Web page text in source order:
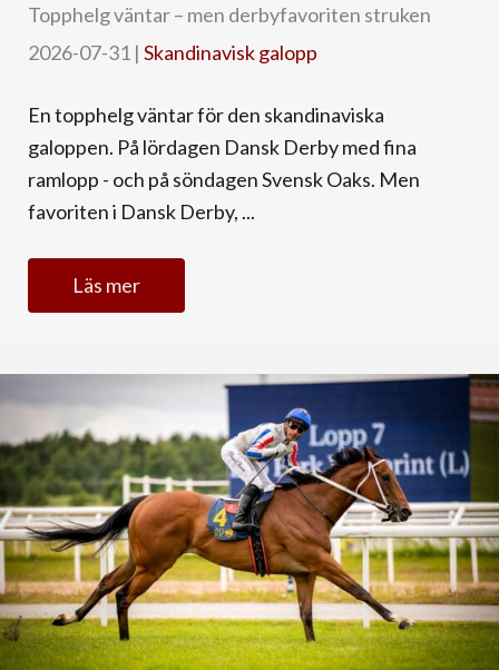
Topphelg väntar – men derbyfavoriten struken
2026-07-31 | Skandinavisk galopp
En topphelg väntar för den skandinaviska
galoppen. På lördagen Dansk Derby med fina
ramlopp - och på söndagen Svensk Oaks. Men
favoriten i Dansk Derby, ...
Läs mer